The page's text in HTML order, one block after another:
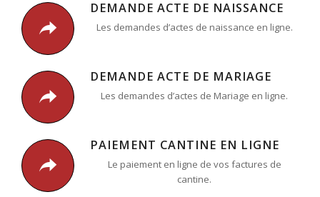
DEMANDE ACTE DE NAISSANCE
Les demandes d’actes de naissance en ligne.
DEMANDE ACTE DE MARIAGE
Les demandes d’actes de Mariage en ligne.
PAIEMENT CANTINE EN LIGNE
Le paiement en ligne de vos factures de
cantine.